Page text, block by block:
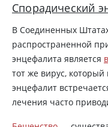
Спорадический
В Соединенных
распространенной
энцефалита является
тот же вирус, который
энцефалит
лечения часто